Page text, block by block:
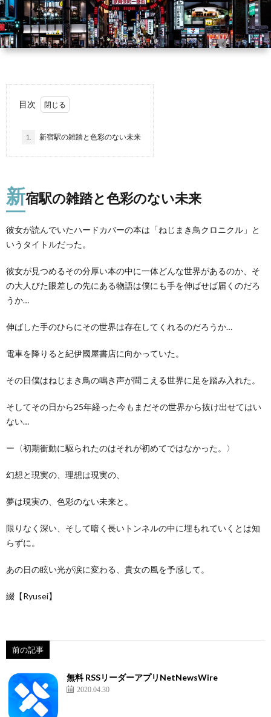
目次
1. 新宿駅の雑踏と色彩のない未来
新宿駅の雑踏と色彩のない未来
彼女が読んでいたハードカバーの本は「ねじまき鳥クロニクル」と
いうタイトルだった。
彼女が見つめるその分厚い本の中に一体どんな世界があるのか、そ
の大人びた眼差しの先にある物語は僕にも手を伸ばせば届くのだろ
うか…
伸ばした手のひらにその世界は存在してくれるのだろうか…
電車を降りると紀伊國屋書店に向かっていた。
その日僕はねじまき鳥の鳴き声が聞こえる世界に足を踏み入れた。
そしてその日から25年経った今もまだその世界から抜け出せてはい
ない…
ー〈初期衝動に駆られたのはそれが初めてではなかった。〉
幻想と現実の、理想は現実の、
夢は現実の、色彩のない未来と。
限りなく深い、そして暗く長いトンネルの中に埋もれていくとは知
らずに。
あの日の眩い光が涙に変わる、貴女の風を予感して。
綴【Ryusei】
前の記事
無料 RSSリーダーアプリNetNewsWire
2020.04.30